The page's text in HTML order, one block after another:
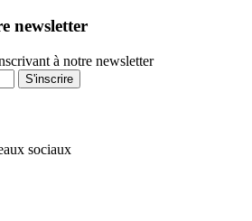
newsletter
à notre newsletter
S'inscrire
sociaux